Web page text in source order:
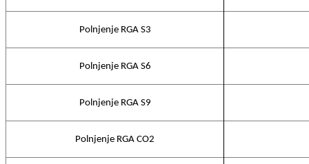
Polnjenje RGA S3
Polnjenje RGA S6
Polnjenje RGA S9
Polnjenje RGA CO2